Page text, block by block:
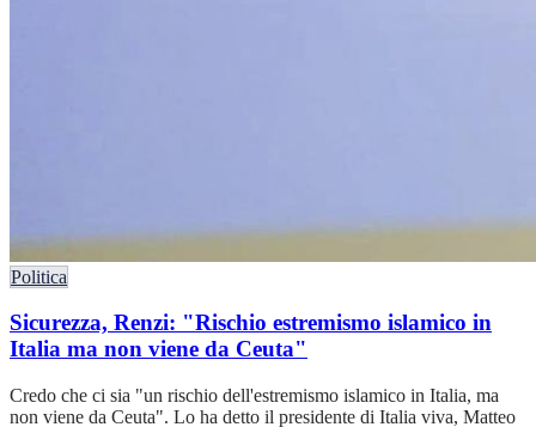
Politica
Sicurezza, Renzi: "Rischio estremismo islamico in
Italia ma non viene da Ceuta"
Credo che ci sia "un rischio dell'estremismo islamico in Italia, ma
non viene da Ceuta". Lo ha detto il presidente di Italia viva, Matteo